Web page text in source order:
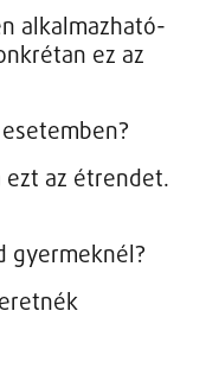
alkalmazható-
ez az
az étrendet.
gyermeknél?